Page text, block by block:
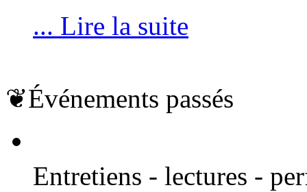
... Lire la suite
❦Événements passés
Entretiens - lectures -